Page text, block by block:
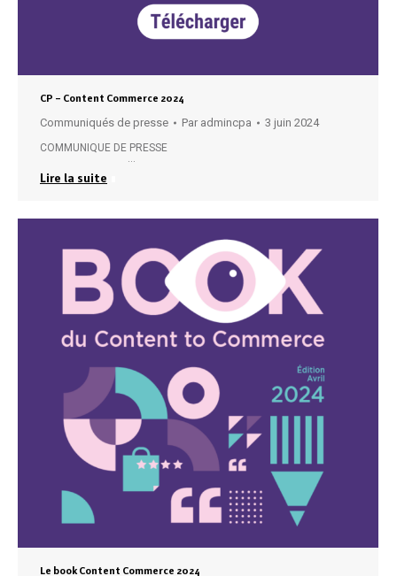
CP – Content Commerce 2024
Communiqués de presse Par admincpa 3 juin 2024
COMMUNIQUE DE PRESSE
…
Lire la suite
Le book Content Commerce 2024